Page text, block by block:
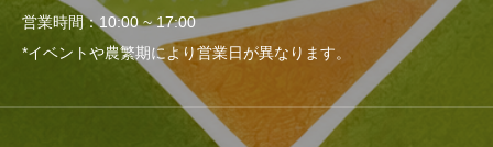
営業時間：10:00 ~ 17:00
*イベントや農繁期により営業日が異なります。